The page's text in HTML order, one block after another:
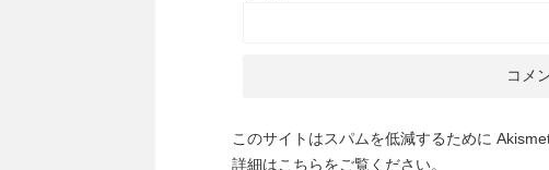
このサイトはスパムを低減するために
詳細はこちらをご覧ください。